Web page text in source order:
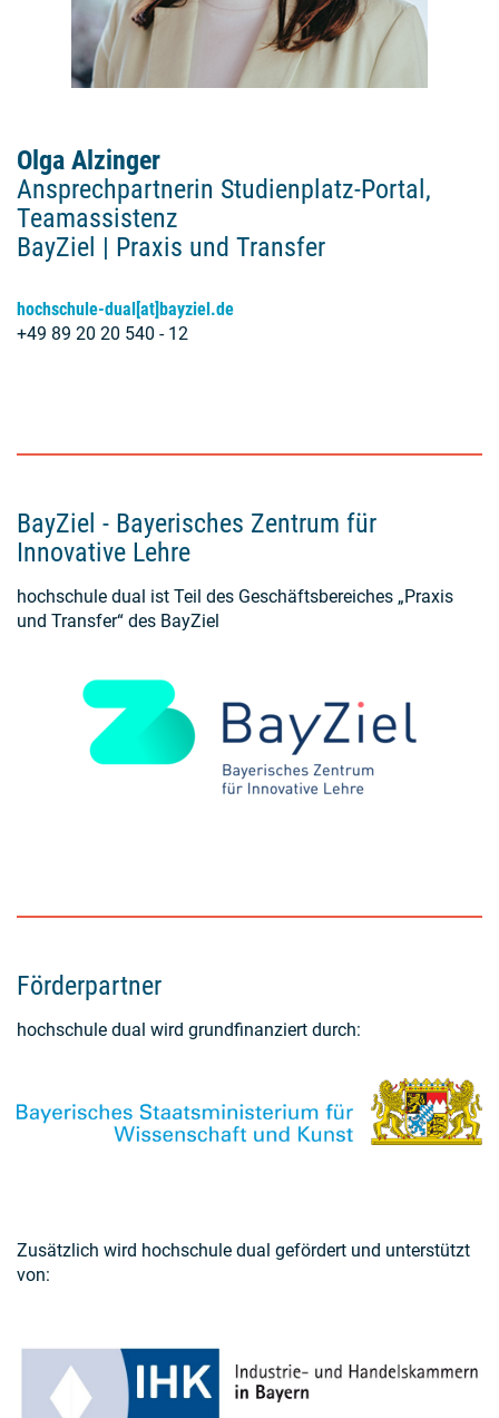
Olga Alzinger
Ansprechpartnerin Studienplatz-Portal,
Teamassistenz
BayZiel | Praxis und Transfer
hochschule-dual[at]bayziel.de
+49 89 20 20 540 - 12
BayZiel - Bayerisches Zentrum für
Innovative Lehre
hochschule dual ist Teil des Geschäftsbereiches „Praxis
und Transfer“ des BayZiel
Förderpartner
hochschule dual wird grundfinanziert durch:
Zusätzlich wird hochschule dual gefördert und unterstützt
von: